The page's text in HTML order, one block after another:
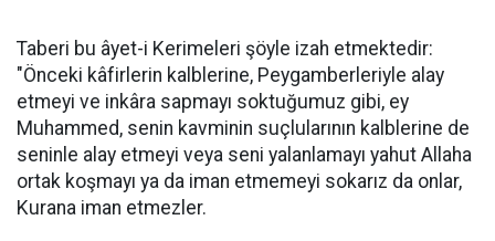
Taberi bu âyet-i Kerimeleri şöyle izah etmektedir:
"Önceki kâfirlerin kalblerine, Peygamberleriyle alay
etmeyi ve inkâra sapmayı soktuğumuz gibi, ey
Muhammed, senin kavminin suçlularının kalblerine de
seninle alay etmeyi veya seni yalanlamayı yahut Allaha
ortak koşmayı ya da iman etmemeyi sokarız da onlar,
Kurana iman etmezler.